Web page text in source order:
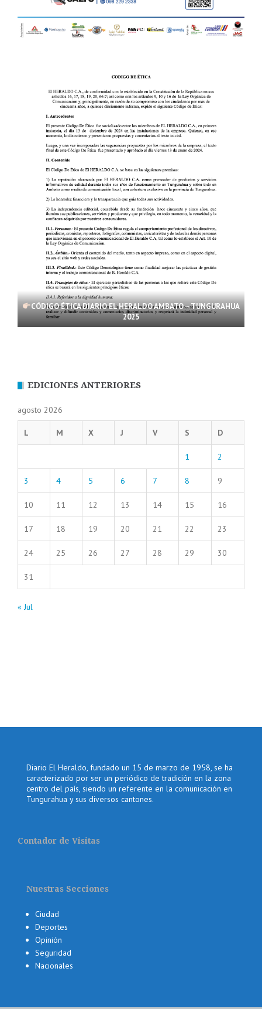
CÓDIGO ÉTICA DIARIO EL HERALDO AMBATO – TUNGURAHUA
2025
EDICIONES ANTERIORES
agosto 2026
L M X J V S D
1 2
3 4 5 6 7 8 9
10 11 12 13 14 15 16
17 18 19 20 21 22 23
24 25 26 27 28 29 30
31
« Jul
Diario El Heraldo, fundado un 15 de marzo de 1958, se ha
caracterizado por ser un periódico de tradición en la zona
centro del país, siendo un referente en la comunicación en
Tungurahua y sus diversos cantones.
Contador de Visitas
Nuestras Secciones
Ciudad
Deportes
Opinión
Seguridad
Nacionales